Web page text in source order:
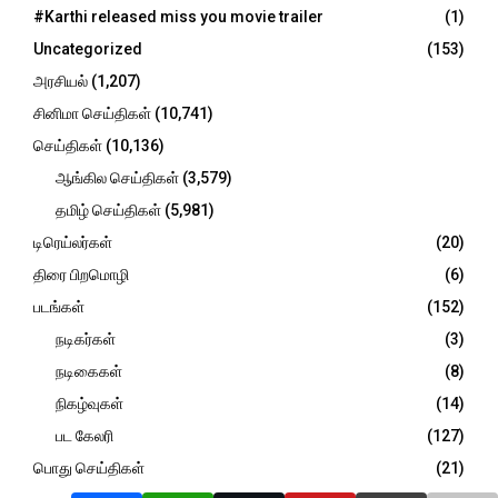
o
:
#Karthi released miss you movie trailer
(1)
Uncategorized
(153)
அரசியல் (1,207)
சினிமா செய்திகள் (10,741)
செய்திகள் (10,136)
ஆங்கில செய்திகள் (3,579)
தமிழ் செய்திகள் (5,981)
டிரெய்லர்கள்
(20)
திரை பிறமொழி
(6)
படங்கள்
(152)
நடிகர்கள்
(3)
நடிகைகள்
(8)
நிகழ்வுகள்
(14)
பட கேலரி
(127)
பொது செய்திகள்
(21)